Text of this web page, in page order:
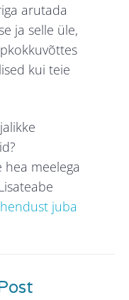
arutada
ja selle üle,
kui teie
meelega
juba